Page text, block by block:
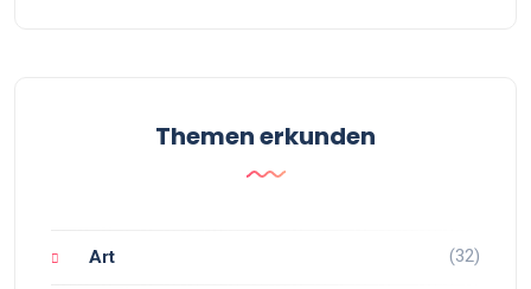
Themen erkunden
Art (32)